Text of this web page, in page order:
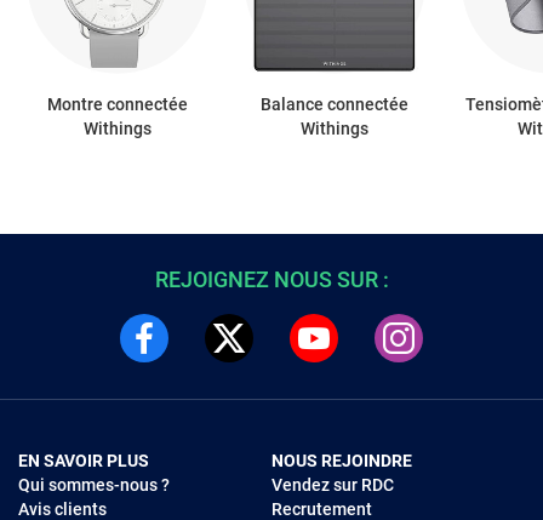
Montre connectée
Withings
Balance connectée
Withings
REJOIGNEZ NOUS SUR :
EN SAVOIR PLUS
Qui sommes-nous ?
Avis clients
NOUS REJOINDRE
Vendez sur RDC
Recrutement